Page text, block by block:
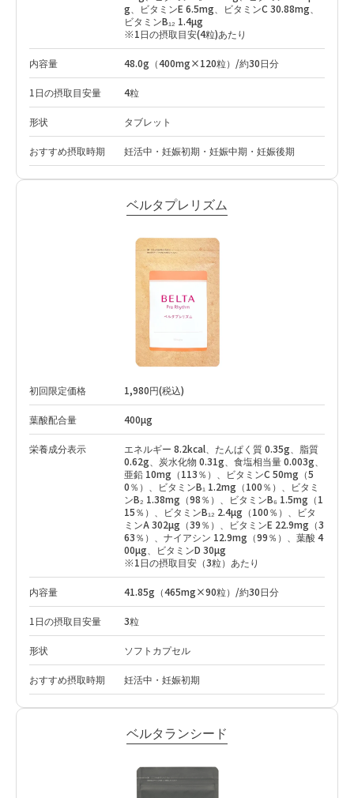
g、ビタミンE 6.5mg、ビタミンC 30.88mg、
ビタミンB₁₂ 1.4µg
※1日の摂取目安(4粒)あたり
内容量 48.0g（400mg×120粒）/約30日分
1日の摂取目安量 4粒
形状 タブレット
おすすめ摂取時期 妊活中・妊娠初期・妊娠中期・妊娠後期
ベルタプレリズム
初回限定価格 1,980円(税込)
葉酸配合量 400µg
栄養成分表示
エネルギー 8.2kcal、たんぱく質 0.35g、脂質
0.62g、炭水化物 0.31g、食塩相当量 0.003g、
亜鉛 10mg（113％）、ビタミンC 50mg（5
0％）、ビタミンB₁ 1.2mg（100％）、ビタミ
ンB₂ 1.38mg（98％）、ビタミンB₆ 1.5mg（1
15％）、ビタミンB₁₂ 2.4µg（100％）、ビタ
ミンA 302µg（39％）、ビタミンE 22.9mg（3
63％）、ナイアシン 12.9mg（99％）、葉酸 4
00µg、ビタミンD 30µg
※1日の摂取目安（3粒）あたり
内容量 41.85g（465mg×90粒）/約30日分
1日の摂取目安量 3粒
形状 ソフトカプセル
おすすめ摂取時期 妊活中・妊娠初期
ベルタランシード